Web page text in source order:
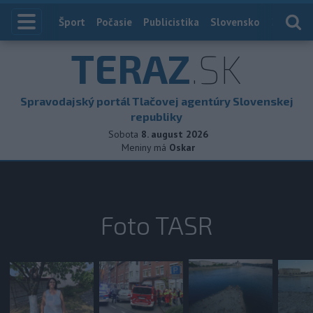
Index
Šport Počasie Publicistika Slovensko
TERAZ.SK
Spravodajský portál Tlačovej agentúry Slovenskej
republiky
Sobota 8. august 2026
Meniny má Oskar
Foto TASR